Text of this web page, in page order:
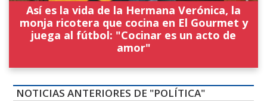
Así es la vida de la Hermana Verónica, la
monja ricotera que cocina en El Gourmet y
juega al fútbol: "Cocinar es un acto de
amor"
NOTICIAS ANTERIORES DE "POLÍTICA"